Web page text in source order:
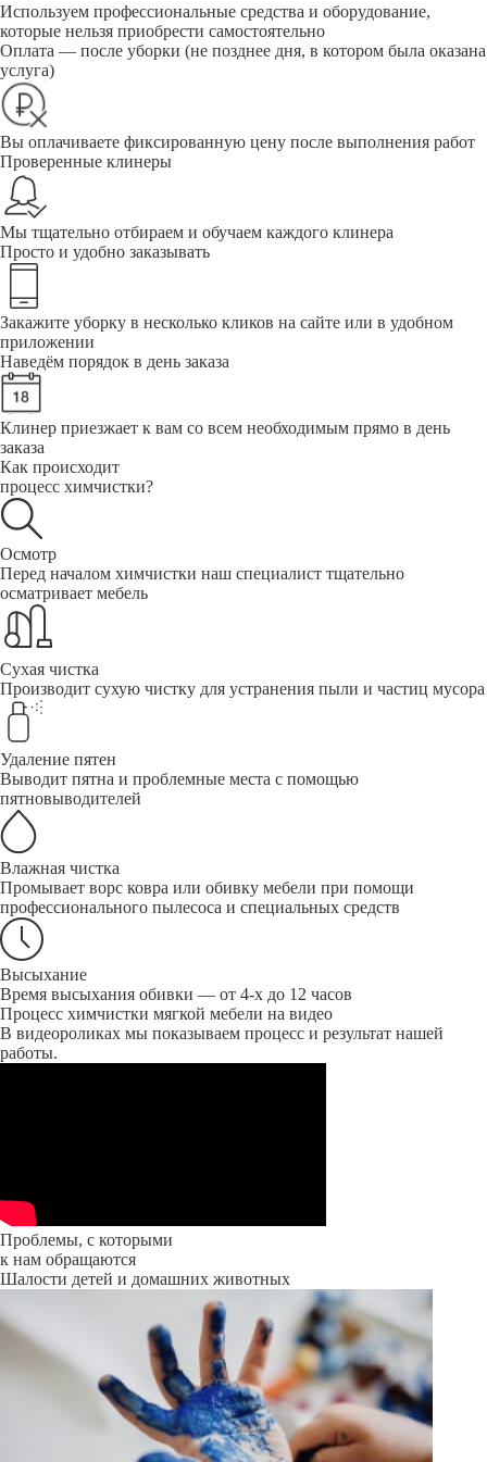
Используем профессиональные средства и оборудование,
которые нельзя приобрести самостоятельно
Оплата — после уборки (не позднее дня, в котором была оказана
услуга)
Вы оплачиваете фиксированную цену после выполнения работ
Проверенные клинеры
Мы тщательно отбираем и обучаем каждого клинера
Просто и удобно заказывать
Закажите уборку в несколько кликов на сайте или в удобном
приложении
Наведём порядок в день заказа
Клинер приезжает к вам со всем необходимым прямо в день
заказа
Как происходит
процесс химчистки?
Осмотр
Перед началом химчистки наш специалист тщательно
осматривает мебель
Сухая чистка
Производит сухую чистку для устранения пыли и частиц мусора
Удаление пятен
Выводит пятна и проблемные места с помощью
пятновыводителей
Влажная чистка
Промывает ворс ковра или обивку мебели при помощи
профессионального пылесоса и специальных средств
Высыхание
Время высыхания обивки — от 4-х до 12 часов
Процесс химчистки мягкой мебели на видео
В видеороликах мы показываем процесс и результат нашей
работы.
Проблемы, с которыми
к нам обращаются
Шалости детей и домашних животных